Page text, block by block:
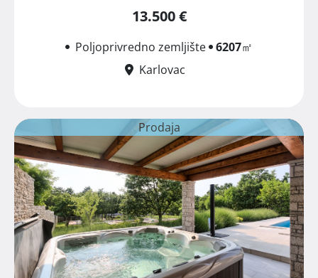
13.500 €
Poljoprivredno zemljište 6207㎡
Karlovac
Prodaja